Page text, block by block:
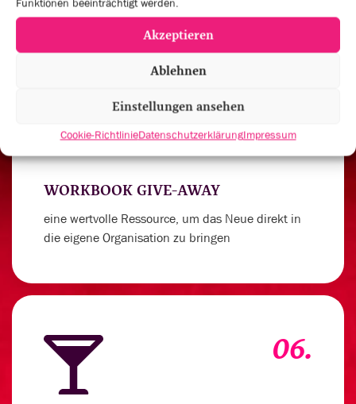
Akzeptieren
Ablehnen
Einstellungen ansehen
Cookie-RichtlinieDatenschutzerklärungImpressum
WORKBOOK GIVE-AWAY
eine wertvolle Ressource, um das Neue direkt in
die eigene Organisation zu bringen
06.